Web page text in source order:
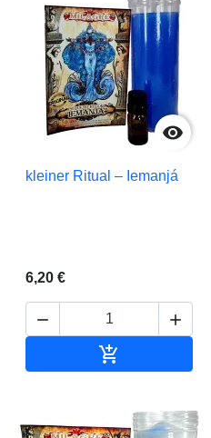

kleiner Ritual – Iemanjá
6,20 €
 
